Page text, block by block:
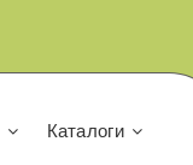
Каталоги